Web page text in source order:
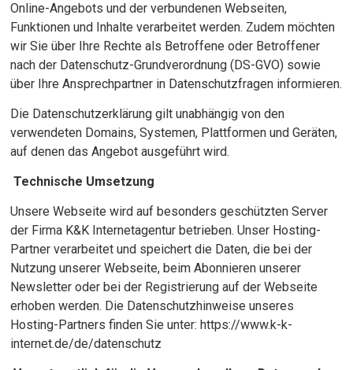
Online-Angebots und der verbundenen Webseiten,
Funktionen und Inhalte verarbeitet werden. Zudem möchten
wir Sie über Ihre Rechte als Betroffene oder Betroffener
nach der Datenschutz-Grundverordnung (DS-GVO) sowie
über Ihre Ansprechpartner in Datenschutzfragen informieren.
Die Datenschutzerklärung gilt unabhängig von den
verwendeten Domains, Systemen, Plattformen und Geräten,
auf denen das Angebot ausgeführt wird.
Technische Umsetzung
Unsere Webseite wird auf besonders geschützten Server
der Firma K&K Internetagentur betrieben. Unser Hosting-
Partner verarbeitet und speichert die Daten, die bei der
Nutzung unserer Webseite, beim Abonnieren unserer
Newsletter oder bei der Registrierung auf der Webseite
erhoben werden. Die Datenschutzhinweise unseres
Hosting-Partners finden Sie unter: https://www.k-k-
internet.de/de/datenschutz